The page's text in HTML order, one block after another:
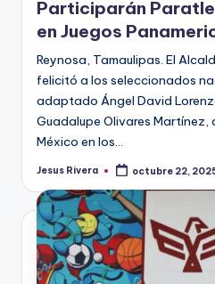
Participarán
en Juegos
Reynosa, Tamaulipas. El
felicitó a los seleccionados
adaptado Ángel David
Guadalupe Olivares Martínez,
México en los…
Publicado
Jesus Rivera octubre 22,